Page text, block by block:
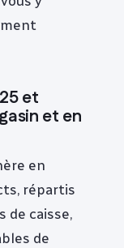
et
et en
en
répartis
de caisse,
de